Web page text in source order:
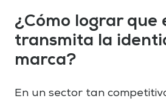
¿Cómo lograr que
transmita la
marca?
En un sector tan